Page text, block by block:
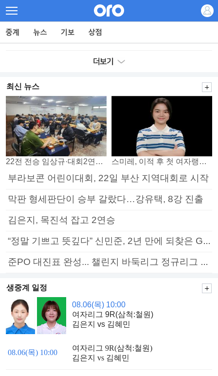
최신 뉴스
22전 전승 임상규·대회2연패 노리는 김다빈…왕중왕전 16강 7일부터 스미레, 이적 후 첫 여자랭킹 3위
부라보콘 어린이대회, 22일 부산 지역대회로 시작
막판 형세판단이 승부 갈랐다…강유택, 8강 진출
김은지, 목진석 잡고 2연승
“정말 기쁘고 뜻깊다” 신민준, 2년 만에 되찾은 GS칼텍스배 정상
준PO 대진표 완성... 챌린지 바둑리그 정규리그 종료
생중계 일정
08.06(목) 10:00
여자리그 9R(삼척:철원)
김은지 vs 김혜민
08.06(목) 10:00
여자리그 9R(삼척:철원)
김은지 vs 김혜민